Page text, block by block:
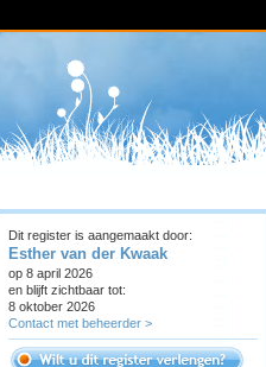
Dit register is aangemaakt door:
Esther van der Kwaak
op 8 april 2026
en blijft zichtbaar tot:
8 oktober 2026
Contact met beheerder >